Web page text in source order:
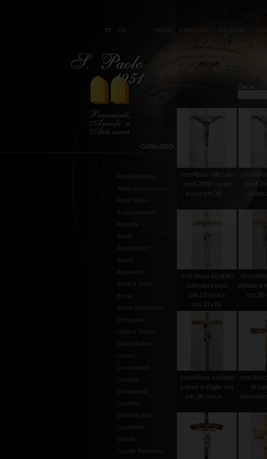
IT EN HOME PRODOTTI CHI SIAMO
Cerca:
CATALOGO
Abbigliamento
Abito francescano
Abito Talare
Acquasantiere
Ampolle
Anelli
Applicazioni
Arazzi
Aspersori
Bordi e Pizzi
Borse
Borse elemosina-
Portacalici
Calici e Pissidi
Calici Molina
Campanelli
Candele
Candele finte
Candelieri
Casule
Casule Pietrobon
crocifisso stilizzato
mod.2000 corpo
scuro cm.30 ...
scuro
crocifisso scolpito
colorato corpo
cm.12 croce
cm.27x15
dipinto a
cm.20
crocefisso scolpito
colore in foglia oro
cm.36 croce ...
in